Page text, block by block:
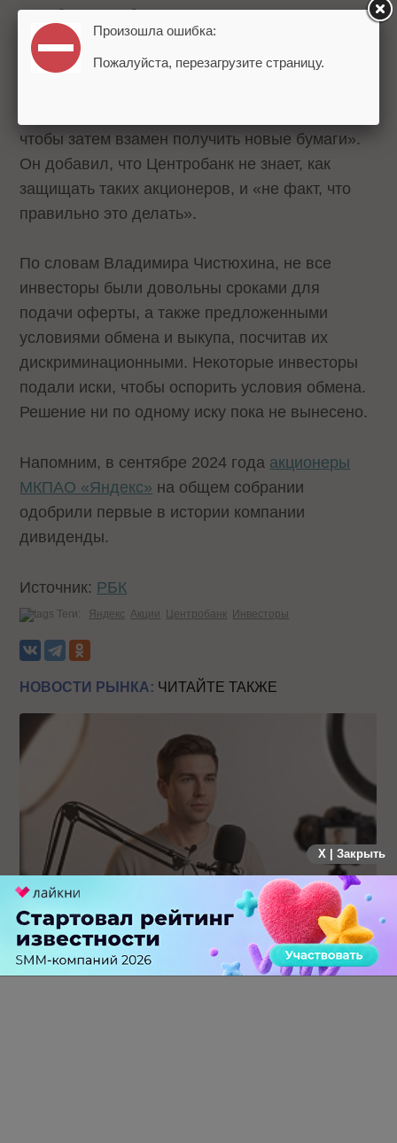
приобретения бумаг, поэтому не все смогли
воспользоваться предложением по обмену
акций. Но были недобросовестные инвесторы,
чтобы затем взамен получить новые бумаги».
Он добавил, что Центробанк не знает, как
защищать таких акционеров, и «не факт, что
правильно это делать».
По словам Владимира Чистюхина, не все
инвесторы были довольны сроками для
подачи оферты, а также предложенными
условиями обмена и выкупа, посчитав их
дискриминационными. Некоторые инвесторы
подали иски, чтобы оспорить условия обмена.
Решение ни по одному иску пока не вынесено.
Напомним, в сентябре 2024 года акционеры
МКПАО «Яндекс» на общем собрании
одобрили первые в истории компании
дивиденды.
Источник: РБК
Теги: Яндекс Акции Центробанк Инвесторы
НОВОСТИ РЫНКА: ЧИТАЙТЕ ТАКЖЕ
Российский рынок инфлюенс-маркетинга вошел в фазу
стагнации после нескольких лет роста
X | Закрыть
Произошла ошибка:
Пожалуйста, перезагрузите страницу.